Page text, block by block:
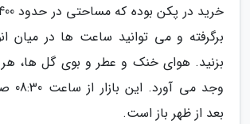
برگرفته و می توانید ساعت ها در میان
بزنید. هوای خنک و عطر و بوی گل ها، هر
بعد از ظهر باز است.